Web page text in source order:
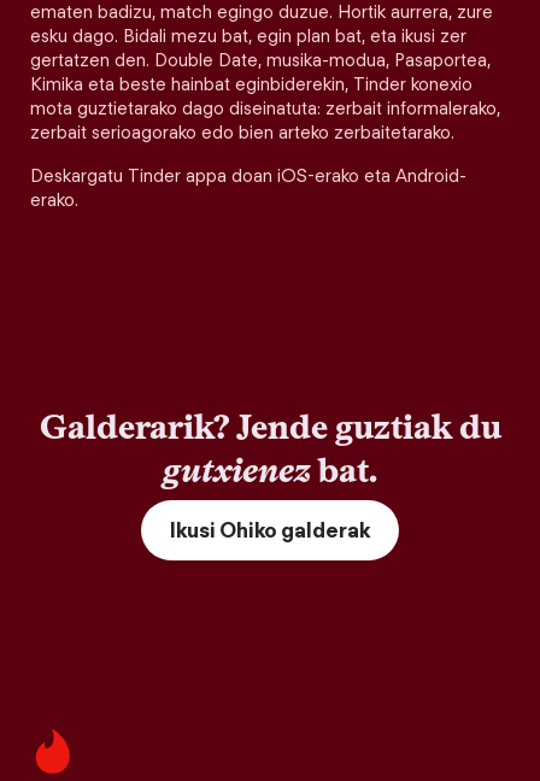
ematen badizu, match egingo duzue. Hortik aurrera, zure
esku dago. Bidali mezu bat, egin plan bat, eta ikusi zer
gertatzen den. Double Date, musika-modua, Pasaportea,
Kimika eta beste hainbat eginbiderekin, Tinder konexio
mota guztietarako dago diseinatuta: zerbait informalerako,
zerbait serioagorako edo bien arteko zerbaitetarako.
Deskargatu Tinder appa doan iOS-erako eta Android-
erako.
Galderarik? Jende guztiak du
gutxienezbat.
Ikusi Ohiko galderak